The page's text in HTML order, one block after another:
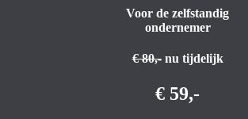
Voor de zelfstandig
ondernemer
€ 80,-nu tijdelijk
€ 59,-